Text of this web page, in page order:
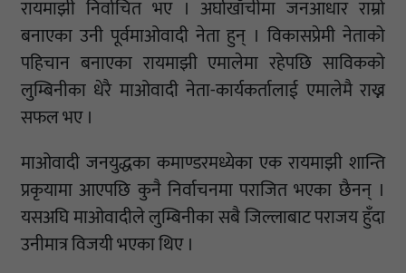
रायमाझी निर्वाचित भए । अर्घाखाँचीमा जनआधार राम्रो
बनाएका उनी पूर्वमाओवादी नेता हुन् । विकासप्रेमी नेताको
पहिचान बनाएका रायमाझी एमालेमा रहेपछि साविकको
लुम्बिनीका धेरै माओवादी नेता-कार्यकर्तालाई एमालेमै राख्न
सफल भए ।
माओवादी जनयुद्धका कमाण्डरमध्येका एक रायमाझी शान्ति
प्रकृयामा आएपछि कुनै निर्वाचनमा पराजित भएका छैनन् ।
यसअघि माओवादीले लुम्बिनीका सबै जिल्लाबाट पराजय हुँदा
उनीमात्र विजयी भएका थिए ।